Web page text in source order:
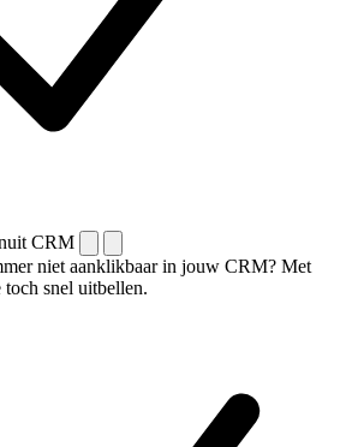
CRM
niet aanklikbaar in jouw CRM? Met
snel uitbellen.